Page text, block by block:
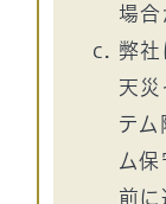
場合
弊社
天
テム
ム
前に